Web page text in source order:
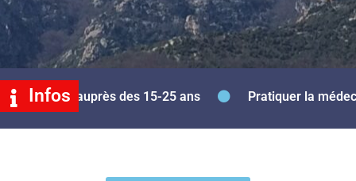
Infos
s’engage auprès des 15-25 ans Pratiquer la